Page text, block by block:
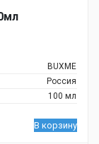
BUXME
Россия
100 мл
В корзину